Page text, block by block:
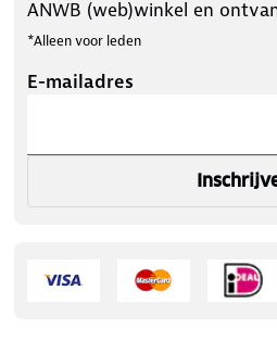
ANWB (web)winkel en
*Alleen voor leden
E-mailadres